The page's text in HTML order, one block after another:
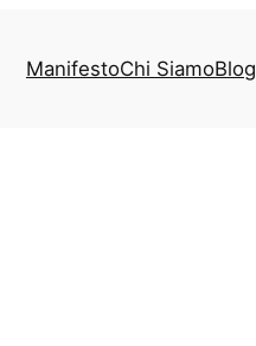
ManifestoChi SiamoBlog